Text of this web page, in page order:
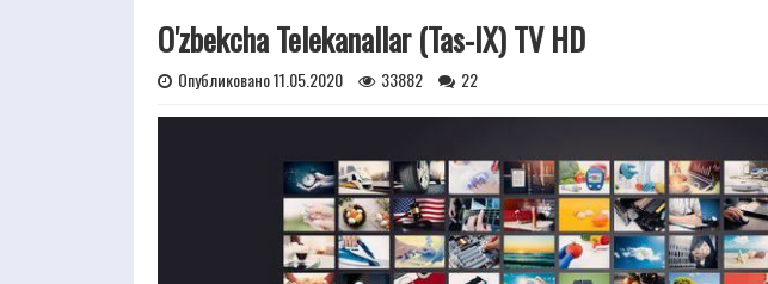
O'zbekcha Telekanallar (Tas-IX) TV HD
Опубликовано 11.05.2020 33882 22